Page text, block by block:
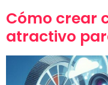
Cómo crear
atractivo